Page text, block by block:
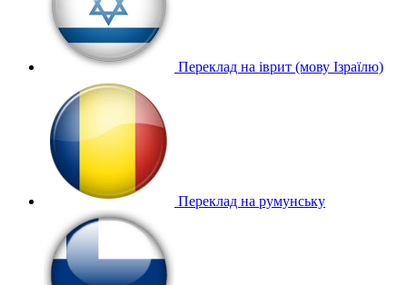
Переклад на іврит (мову Ізраїлю)
Переклад на румунську